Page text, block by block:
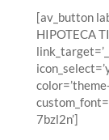
[av_button
HIPOTECA
7bzl2n’]